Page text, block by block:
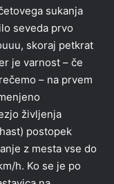
sukanja
seveda prvo
skoraj petkrat
je varnost – če
– na prvem
življenja
postopek
z mesta vse do
h. Ko se je po